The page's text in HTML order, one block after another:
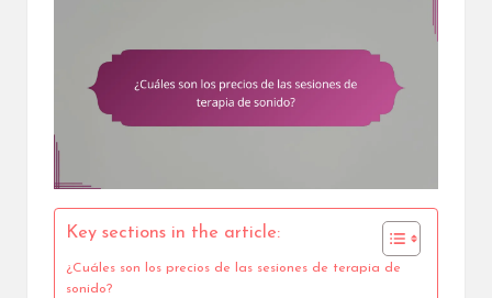
Key sections in the article:
¿Cuáles son los precios de las sesiones de terapia de
sonido?